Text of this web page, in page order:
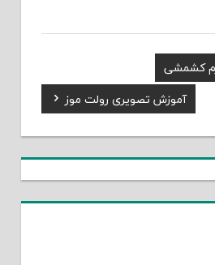
کشمشی
Next
Post:
آموزش تصویری رولت موز